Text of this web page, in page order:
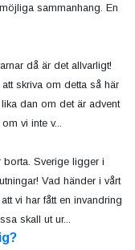
sammanhang. En
då är det allvarligt!
skriva om detta så här
dan om det är advent
vi inte v...
borta. Sverige ligger i
Vad händer i vårt
vi har fått en invandring
skall ut ur...